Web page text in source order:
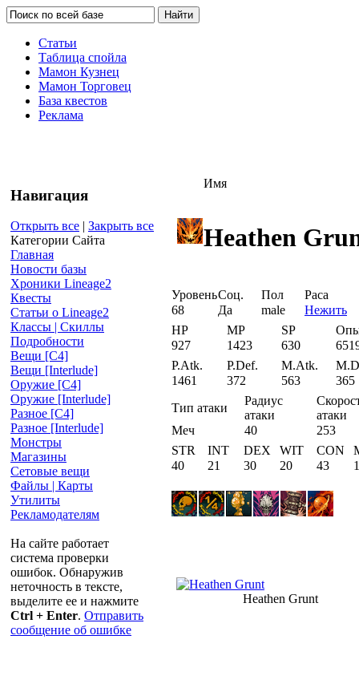
Статьи
Таблица спойла
Мамон Кузнец
Мамон Торговец
База квестов
Реклама
Навигация
Открыть все | Закрыть все
Категории Сайта
Главная
Новости базы
Хроники Lineage2
Квесты
Статьи о Lineage2
Классы | Скиллы
Подробности
Вещи [С4]
Вещи [Interlude]
Оружие [С4]
Оружие [Interlude]
Разное [C4]
Разное [Interlude]
Монстры
Магазины
Сетовые вещи
Файлы | Карты
Утилиты
Рекламодателям
На сайте работает
система проверки
ошибок. Обнаружив
неточность в тексте,
выделите ее и нажмите
Ctrl + Enter. Отправить
сообщение об ошибке
Имя
Heathen
УровеньСоц. Пол
Раса
68
Да male
Нежить
HP
MP SP
927
1423 630
P.Atk.
P.Def. M.Atk.
1461
372 563
365
Тип атаки
Радиус
атаки
атаки
Меч
40
253
STR
INT DEX WIT CON
40
21 30 20 43
Heathen Grunt